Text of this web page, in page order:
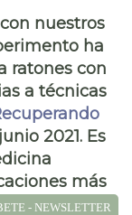
nuestros
ha
ratones con
a técnicas
2021. Es
más
con buena
- NEWSLETTER